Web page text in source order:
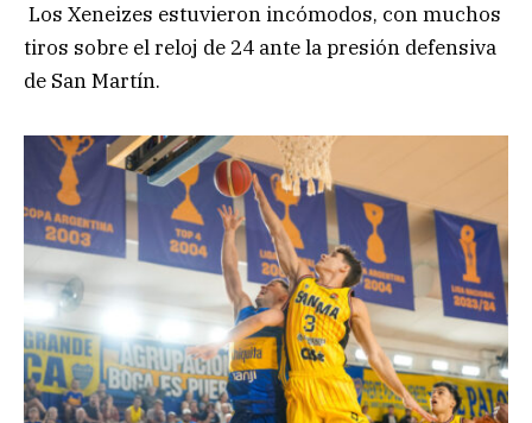
Los Xeneizes estuvieron incómodos, con muchos
tiros sobre el reloj de 24 ante la presión defensiva
de San Martín.